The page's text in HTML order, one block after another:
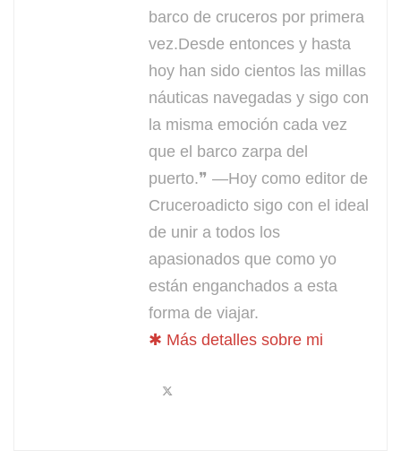
barco de cruceros por primera
vez.Desde entonces y hasta
hoy han sido cientos las millas
náuticas navegadas y sigo con
la misma emoción cada vez
que el barco zarpa del
puerto.❞ —Hoy como editor de
Cruceroadicto sigo con el ideal
de unir a todos los
apasionados que como yo
están enganchados a esta
forma de viajar.
✱ Más detalles sobre mi